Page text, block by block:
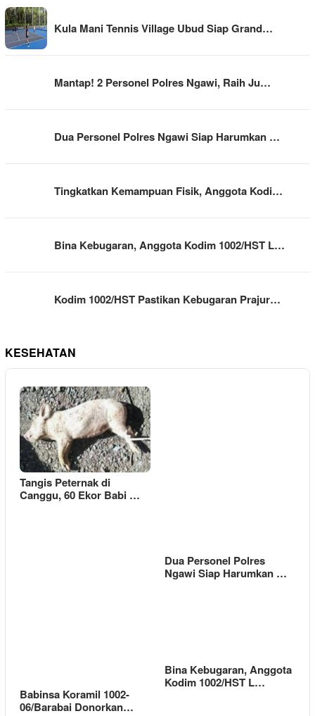
Kula Mani Tennis Village Ubud Siap Grand…
Mantap! 2 Personel Polres Ngawi, Raih Ju…
Dua Personel Polres Ngawi Siap Harumkan …
Tingkatkan Kemampuan Fisik, Anggota Kodi…
Bina Kebugaran, Anggota Kodim 1002/HST L…
Kodim 1002/HST Pastikan Kebugaran Prajur…
KESEHATAN
Tangis Peternak di
Canggu, 60 Ekor Babi …
Dua Personel Polres
Ngawi Siap Harumkan …
Babinsa Koramil 1002-
06/Barabai Donorkan…
Bina Kebugaran, Anggota
Kodim 1002/HST L…